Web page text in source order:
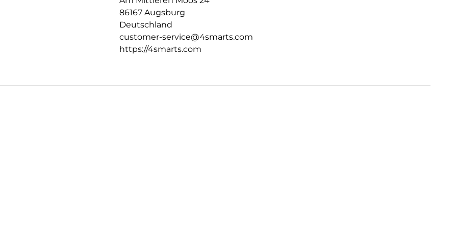
86167 Augsburg
Deutschland
customer-service@4smarts.com
https://4smarts.com